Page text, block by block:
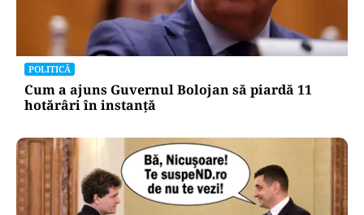
POLITICĂ
Cum a ajuns Guvernul Bolojan să piardă 11
hotărâri în instanță